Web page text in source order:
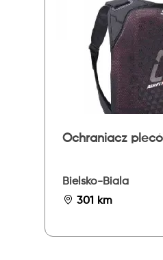
Ochraniacz
Bielsko-Biala
301 km